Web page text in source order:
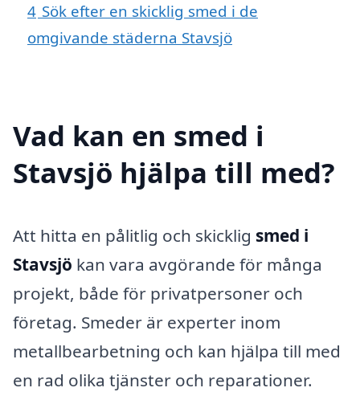
4 Sök efter en skicklig smed i de
omgivande städerna Stavsjö
Vad kan en smed i
Stavsjö hjälpa till med?
Att hitta en pålitlig och skicklig smed i
Stavsjö kan vara avgörande för många
projekt, både för privatpersoner och
företag. Smeder är experter inom
metallbearbetning och kan hjälpa till med
en rad olika tjänster och reparationer.